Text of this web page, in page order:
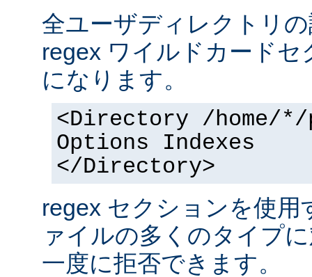
全ユーザディレクトリ
regex ワイルドカード
になります。
<Directory /home/
Options Indexes
</Directory>
regex セクションを使
ァイルの多くのタイプ
一度に拒否できます。